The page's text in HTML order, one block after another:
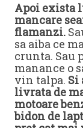
Apoi exista
mancare
flamanzi.
sa aiba ce
crunta. Sau
manance o
vin talpa. Si
livrata de
motoare
bidon de